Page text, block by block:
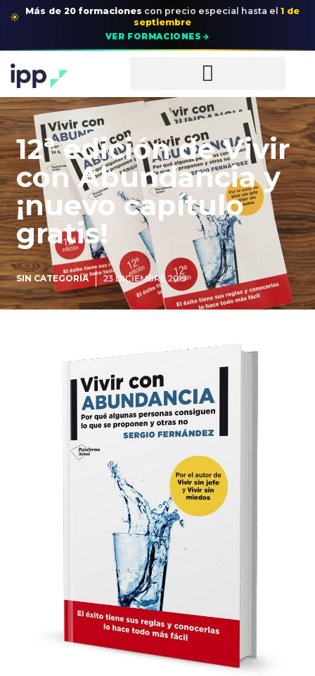
☀ Más de 20 formaciones con precio especial hasta el 1 de
septiembre
VER FORMACIONES →
12ª edición de Vivir
con Abundancia y
¡nuevo capítulo
gratis!
SIN CATEGORÍA 23 DICIEMBRE 2019